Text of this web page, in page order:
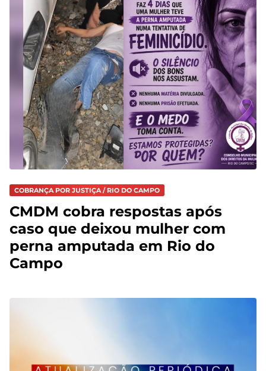
COBRANÇA POR JUSTIÇA / RIO DO CAMPO
CMDM cobra respostas após
caso que deixou mulher com
perna amputada em Rio do
Campo